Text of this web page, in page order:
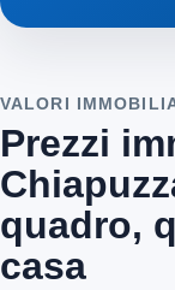
VALORI
Prezzi
quadro,
casa